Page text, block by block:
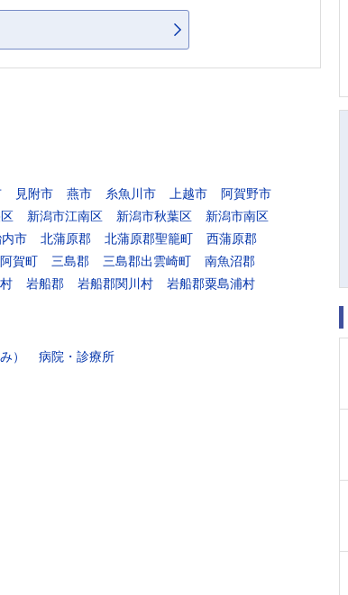
見附市 燕市 糸魚川市 上越市
阿賀野市
新潟市江南区 新潟市秋葉区
新潟市南区
内市 北蒲原郡 北蒲原郡聖籠町
西蒲原郡
賀町 三島郡 三島郡出雲崎町
南魚沼郡
岩船郡 岩船郡関川村 岩船郡粟島浦村
） 病院・診療所